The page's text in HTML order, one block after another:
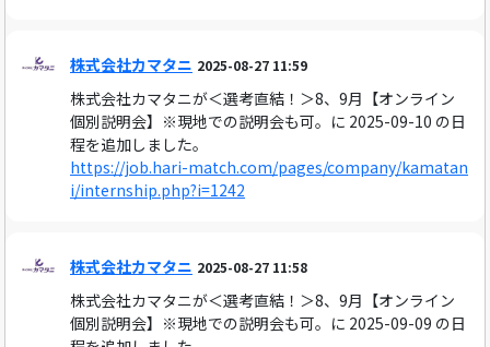
株式会社カマタニ 2025-08-27 11:59
株式会社カマタニが＜選考直結！＞8、9月【オンライン
個別説明会】※現地での説明会も可。に 2025-09-10 の日
程を追加しました。
https://job.hari-match.com/pages/company/kamatan
i/internship.php?i=1242
株式会社カマタニ 2025-08-27 11:58
株式会社カマタニが＜選考直結！＞8、9月【オンライン
個別説明会】※現地での説明会も可。に 2025-09-09 の日